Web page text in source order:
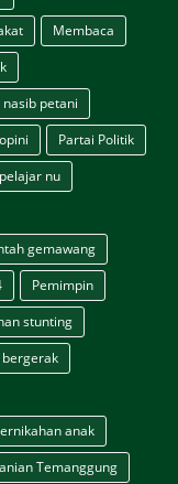
Membaca
nasib petani
opini
Partai Politik
pelajar nu
gemawang
Pemimpin
stunting
anak
Temanggung